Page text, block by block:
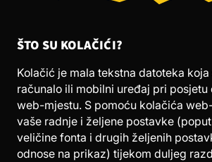
ŠTO SU KOLAČIĆI?
Kolačić je mala tekstna datoteka
računalo ili mobilni uređaj pri posjetu
web-mjestu. S pomoću kolačića
vaše radnje i željene postavke
veličine fonta i drugih željenih
odnose na prikaz) tijekom duljeg